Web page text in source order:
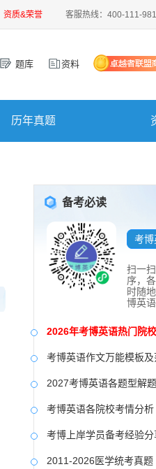
资质&荣誉 客服热线：400-111-
题库 资料
历年真题
备考必读
考博
扫一
序，
时随
博英语
2026年考博英语热门院
考博英语作文万能模板及
2027考博英语各题型解
考博英语各院校考情分析
考博上岸学员备考经验分
2011-2026医学统考真题